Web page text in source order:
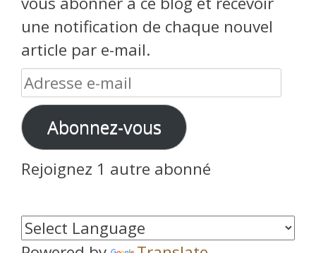
une notification de chaque nouvel
article par e-mail.
Adresse
e-
mailAbonnez-vous
Rejoignez 1 autre abonné